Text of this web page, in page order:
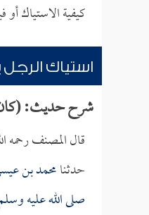
كيفية الاستياك
استياك
شرح حديث:
قال المصنف رحمه
حدثنامحمد بن
صلى الله عليه